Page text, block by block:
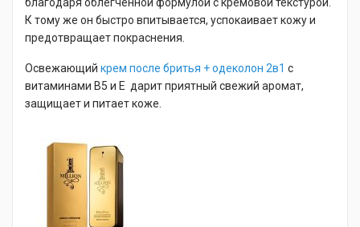
К тому же он быстро впитывается, успокаивает кожу и
предотвращает покраснения.
Освежающий крем после бритья + одеколон 2в1 с
витаминами B5 и E дарит приятный свежий аромат,
защищает и питает коже.